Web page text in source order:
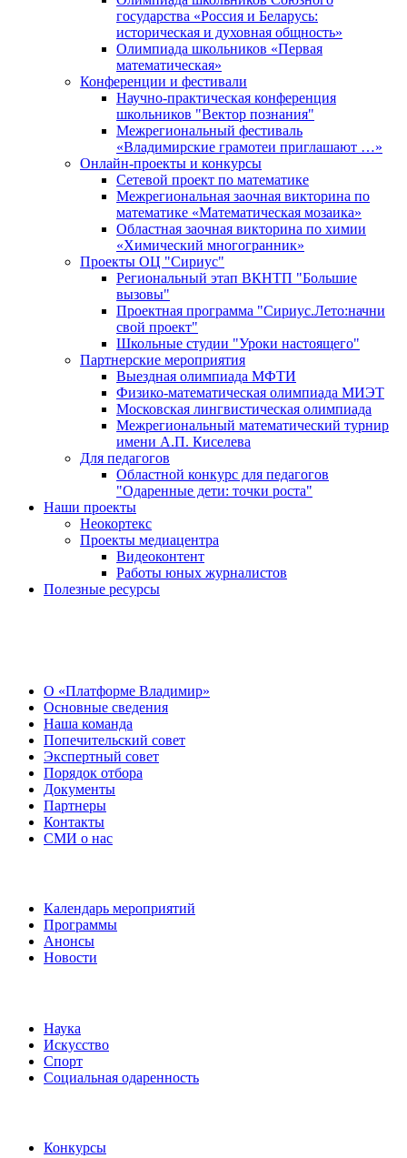
государства «Россия и Беларусь:
историческая и духовная общность»
Олимпиада школьников «Первая
математическая»
Конференции и фестивали
Научно-практическая конференция
школьников "Вектор познания"
Межрегиональный фестиваль
«Владимирские грамотеи приглашают …»
Онлайн-проекты и конкурсы
Сетевой проект по математике
Межрегиональная заочная викторина по
математике «Математическая мозаика»
Областная заочная викторина по химии
«Химический многогранник»
Проекты ОЦ "Сириус"
Региональный этап ВКНТП "Большие
вызовы"
Проектная программа "Сириус.Лето:начни
свой проект"
Школьные студии "Уроки настоящего"
Партнерские мероприятия
Выездная олимпиада МФТИ
Физико-математическая олимпиада МИЭТ
Московская лингвистическая олимпиада
Межрегиональный математический турнир
имени А.П. Киселева
Для педагогов
Областной конкурс для педагогов
"Одаренные дети: точки роста"
Наши проекты
Неокортекс
Проекты медиацентра
Видеоконтент
Работы юных журналистов
Полезные ресурсы
О «Платформе Владимир»
Основные сведения
Наша команда
Попечительский совет
Экспертный совет
Порядок отбора
Документы
Партнеры
Контакты
СМИ о нас
Календарь мероприятий
Программы
Анонсы
Новости
Наука
Искусство
Спорт
Социальная одаренность
Конкурсы